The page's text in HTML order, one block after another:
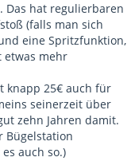
Das hat regulierbaren
(falls man sich
eine Spritzfunktion,
etwas mehr
knapp 25€ auch für
seinerzeit über
zehn Jahren damit.
Bügelstation
auch so.)